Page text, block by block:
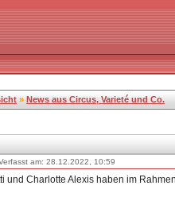
» News aus Circus, Varieté und Co.
am: 28.12.2022, 10:59
und Charlotte Alexis haben im